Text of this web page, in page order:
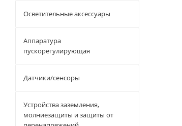
Осветительные аксессуары
Аппаратура
пускорегулирующая
Датчики/сенсоры
Устройства заземления,
молниезащиты и защиты от